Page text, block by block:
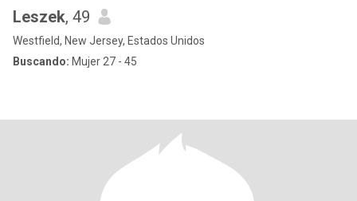
Leszek, 49
Westfield, New Jersey, Estados Unidos
Buscando: Mujer 27 - 45